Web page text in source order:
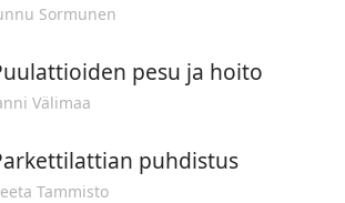
Sormunen
pesu ja hoito
Välimaa
puhdistus
Tammisto